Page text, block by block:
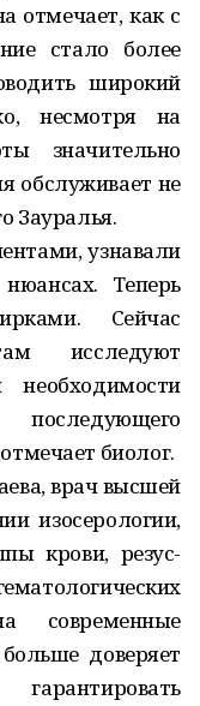
отмечает, как с
стало более
широкий
несмотря на
значительно
обслуживает не
Зауралья.
узнавали
Теперь
Сейчас
исследуют
биолог.
врач высшей
изосерологии,
крови, резус-
современные
доверяет